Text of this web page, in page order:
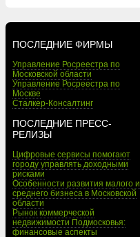
ПОСЛЕДНИЕ ФИРМЫ
Управление Росреестра по
Московской области
Управление Росреестра по
Москве
Сталкер-Консалтинг
ПОСЛЕДНИЕ ПРЕСС-
РЕЛИЗЫ
Цифровые сервисы помогают
городу управлять доходными
рисками
Особенности развития малого и
среднего бизнеса в Московской
области
Рынок коммерческой
недвижимости Подмосковья:
финансовые аспекты